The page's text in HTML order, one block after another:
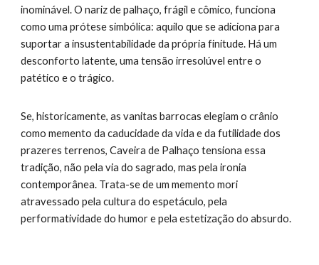
inominável. O nariz de palhaço, frágil e cômico, funciona
como uma prótese simbólica: aquilo que se adiciona para
suportar a insustentabilidade da própria finitude. Há um
desconforto latente, uma tensão irresolúvel entre o
patético e o trágico.
Se, historicamente, as vanitas barrocas elegiam o crânio
como memento da caducidade da vida e da futilidade dos
prazeres terrenos, Caveira de Palhaço tensiona essa
tradição, não pela via do sagrado, mas pela ironia
contemporânea. Trata-se de um memento mori
atravessado pela cultura do espetáculo, pela
performatividade do humor e pela estetização do absurdo.